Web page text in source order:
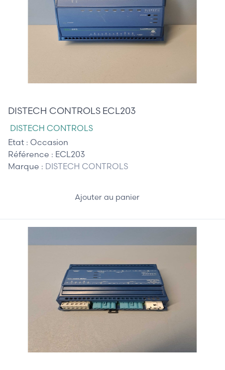
DISTECH CONTROLS ECL203
DISTECH CONTROLS
Etat : Occasion
Référence : ECL203
Marque : DISTECH CONTROLS
Ajouter au panier